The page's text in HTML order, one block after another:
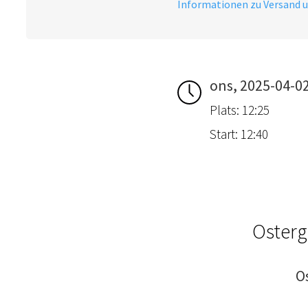
Informationen zu Versand
ons, 2025-04-
Plats: 12:25
Start: 12:40